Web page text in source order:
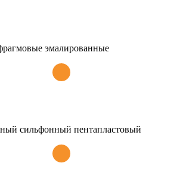
эмалированные
сильфонный пентапластовый